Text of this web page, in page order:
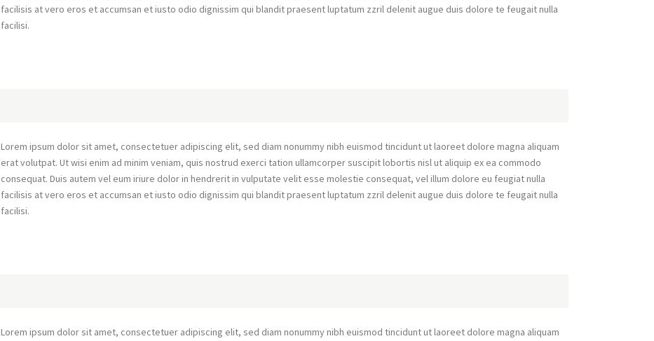
facilisis at vero eros et accumsan et iusto odio dignissim qui blandit praesent luptatum zzril delenit augue duis dolore te feugait nulla
facilisi.
Lorem ipsum dolor sit amet, consectetuer adipiscing elit, sed diam nonummy nibh euismod tincidunt ut laoreet dolore magna aliquam
erat volutpat. Ut wisi enim ad minim veniam, quis nostrud exerci tation ullamcorper suscipit lobortis nisl ut aliquip ex ea commodo
consequat. Duis autem vel eum iriure dolor in hendrerit in vulputate velit esse molestie consequat, vel illum dolore eu feugiat nulla
facilisis at vero eros et accumsan et iusto odio dignissim qui blandit praesent luptatum zzril delenit augue duis dolore te feugait nulla
facilisi.
Lorem ipsum dolor sit amet, consectetuer adipiscing elit, sed diam nonummy nibh euismod tincidunt ut laoreet dolore magna aliquam